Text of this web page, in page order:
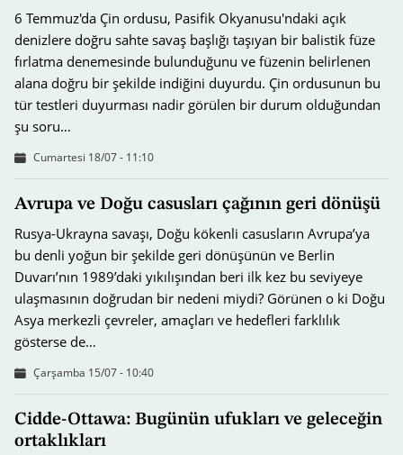
6 Temmuz'da Çin ordusu, Pasifik Okyanusu'ndaki açık
denizlere doğru sahte savaş başlığı taşıyan bir balistik füze
fırlatma denemesinde bulunduğunu ve füzenin belirlenen
alana doğru bir şekilde indiğini duyurdu. Çin ordusunun bu
tür testleri duyurması nadir görülen bir durum olduğundan
şu soru…
Cumartesi 18/07 - 11:10
Avrupa ve Doğu casusları çağının geri dönüşü
Rusya-Ukrayna savaşı, Doğu kökenli casusların Avrupa’ya
bu denli yoğun bir şekilde geri dönüşünün ve Berlin
Duvarı’nın 1989’daki yıkılışından beri ilk kez bu seviyeye
ulaşmasının doğrudan bir nedeni miydi? Görünen o ki Doğu
Asya merkezli çevreler, amaçları ve hedefleri farklılık
gösterse de…
Çarşamba 15/07 - 10:40
Cidde-Ottawa: Bugünün ufukları ve geleceğin
ortaklıkları